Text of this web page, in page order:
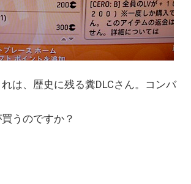
は、歴史に残る糞DLCさん。コンバ
うのですか？